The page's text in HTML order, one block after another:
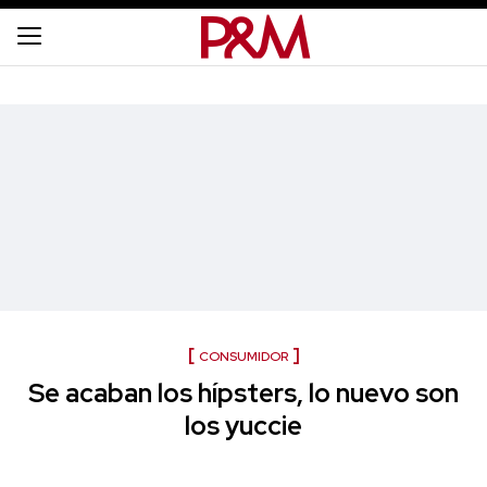
CONSUMIDOR
Se acaban los hípsters, lo nuevo son
los yuccie